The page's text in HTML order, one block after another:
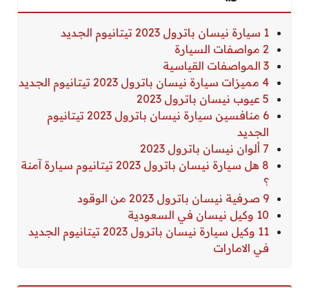
1 سيارة نيسان باترول 2023 تيتانيوم الجديد
2 مواصفات السيارة
3 المواصفات القياسية
4 مميزات سيارة نيسان باترول 2023 تيتانيوم الجديد
5 عيوب نيسان باترول 2023
6 منافسين سيارة نيسان باترول 2023 تيتانيوم
الجديد
7 ألوان نيسان باترول 2023
8 هل سيارة نيسان باترول 2023 تيتانيوم سيارة آمنة
؟
9 صرفية نيسان باترول 2023 من الوقود
10 وكيل نيسان في السعودية
11 وكيل سيارة نيسان باترول 2023 تيتانيوم الجديد
في الامارات